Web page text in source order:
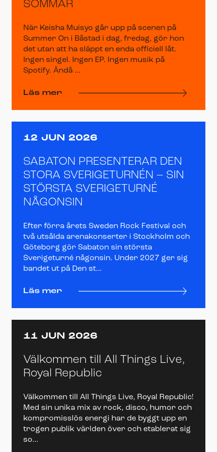
SOMMAR
När Keisha Muisyo går upp på scenen på
Summer On i Båstad i dag, fredag, gör hon
det utan att ha släppt en enda officiell låt.
Ingen singel. Ingen EP. Ingen musik på
Spotify. Ändå ...
Läs mer
12 JUN 2026
SABATON PRESENTERAR DEN
STORA SVERIGETURNÉN – SIN
STÖRSTA SVERIGETURNÉ
NÅGONSIN
Efter förra årets Sweden Rock Festival och
två utsålda arenakonserter i Stockholm och
Göteborg gör Sabaton sin största
Sverigeturné någonsin. Under 2027 ger sig
bandet ut på Den st...
Läs mer
11 JUN 2026
Välkommen till All Things Live,
Royal Republic
Välkommen till All Things Live, Royal Republic!
Med sin unika mix av rock, disco, humor och
kompromisslös energi har de byggt upp en
trogen publik världen över och etablerat sig
so...